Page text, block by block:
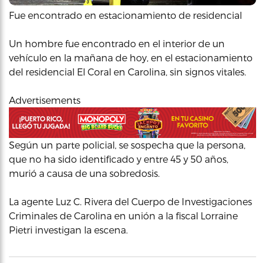
Fue encontrado en estacionamiento de residencial
Un hombre fue encontrado en el interior de un
vehículo en la mañana de hoy, en el estacionamiento
del residencial El Coral en Carolina, sin signos vitales.
Advertisements
Según un parte policial, se sospecha que la persona,
que no ha sido identificado y entre 45 y 50 años,
murió a causa de una sobredosis.
La agente Luz C. Rivera del Cuerpo de Investigaciones
Criminales de Carolina en unión a la fiscal Lorraine
Pietri investigan la escena.